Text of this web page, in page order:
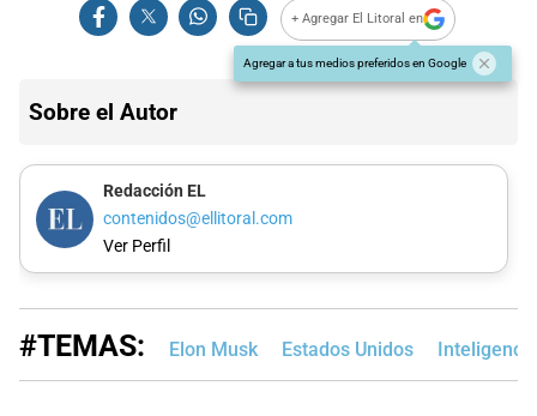
+ Agregar El Litoral en
Agregar a tus medios preferidos en Google
Sobre el Autor
Redacción EL
contenidos@ellitoral.com
Ver Perfil
#TEMAS: Elon Musk Estados Unidos